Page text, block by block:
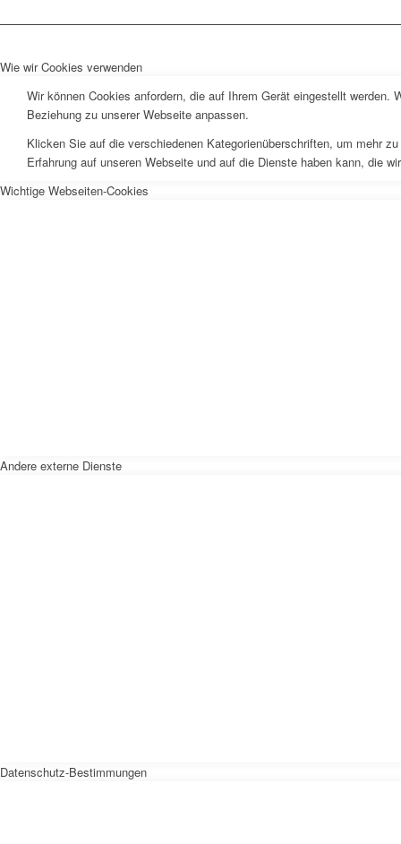
Wie wir Cookies verwenden
Wir können Cookies anfordern, die auf Ihrem Gerät eingestellt
Beziehung zu unserer Webseite anpassen.
Klicken Sie auf die verschiedenen Kategorienüberschriften, um mehr
Erfahrung auf unseren Webseite und auf die Dienste haben kann, die
Wichtige Webseiten-Cookies
Andere externe Dienste
Datenschutz-Bestimmungen